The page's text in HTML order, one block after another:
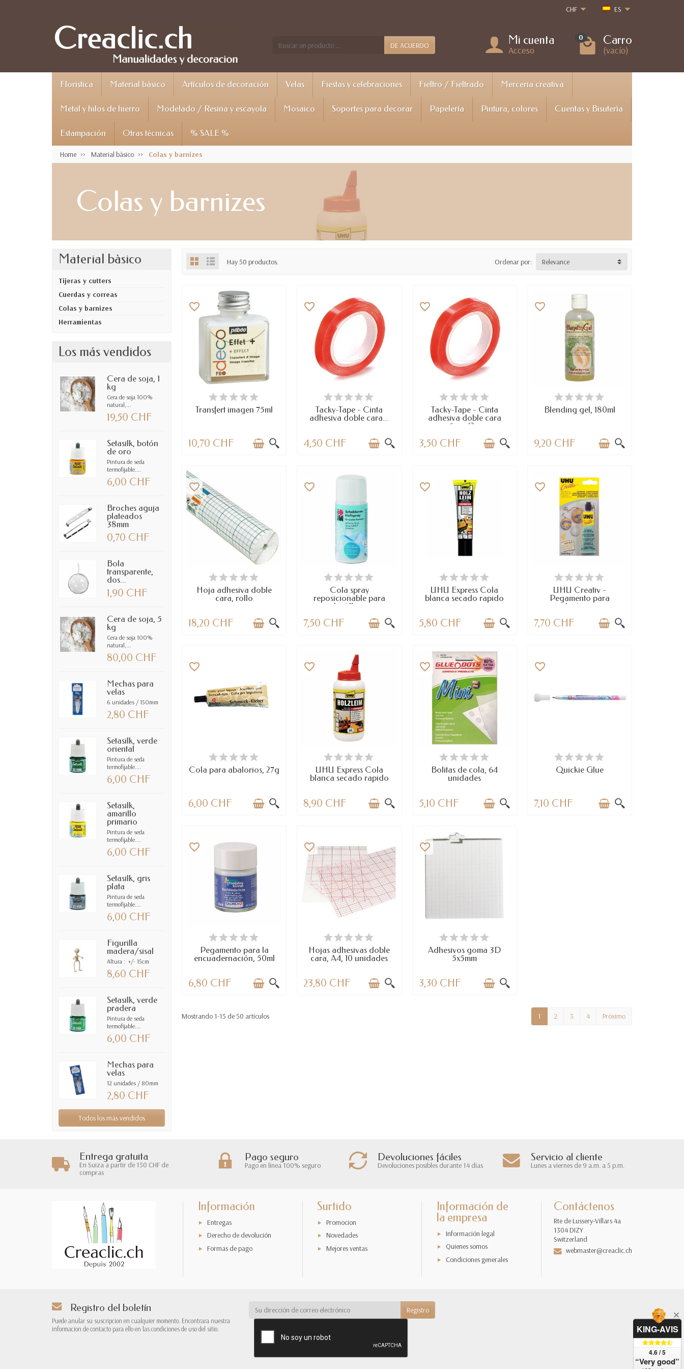
CHF ES
DE ACUERDO Mi cuenta
Acceso
0 Carro
(vacío)
Floristica Material bàsico Artículos de decoración Velas Fiestas y celebraciones Fieltro / Fieltrado Merceria creativa
Metal y hilos de hierro Modelado / Resina y escayola Mosaico Soportes para decorar Papelería Pintura, colores Cuentas y Bisuterìa
Estampación Otras técnicas % SALE %
Home Material bàsico Colas y barnizes
Colas y barnizes
Material bàsico
Tijeras y cutters
Cuerdas y correas
Colas y barnizes
Herramientas
Los más vendidos
Cera de soja, 1
kg
Cera de soja 100%
natural,...
19,50 CHF
Setasilk, botón
de oro
Pintura de seda
termofijable....
6,00 CHF
Broches aguja
plateados
38mm
0,70 CHF
Bola
transparente,
dos...
1,90 CHF
Cera de soja, 5
kg
Cera de soja 100%
natural,...
80,00 CHF
Mechas para
velas
6 unidades / 150mm
2,80 CHF
Setasilk, verde
oriental
Pintura de seda
termofijable....
6,00 CHF
Setasilk,
amarillo
primario
Pintura de seda
termofijable....
6,00 CHF
Setasilk, gris
plata
Pintura de seda
termofijable....
6,00 CHF
Figurilla
madera/sisal
Altura : +/- 15cm
8,60 CHF
Setasilk, verde
pradera
Pintura de seda
termofijable....
6,00 CHF
Mechas para
velas
12 unidades / 80mm
2,80 CHF
Todos los más vendidos
Hay 50 productos. Ordenar por: Relevance
DISPONIBLE
favorite_border
Transfert imagen 75ml
10,70 CHF
LAST ITEMS IN STOCK
favorite_border
Tacky-Tape - Cinta
adhesiva doble cara...
4,50 CHF
LAST ITEMS IN STOCK
favorite_border
Tacky-Tape - Cinta
adhesiva doble cara
6mm/2m
3,50 CHF
DISPONIBLE
favorite_border
Blending gel, 180ml
9,20 CHF
DISPONIBLE
favorite_border
Hoja adhesiva doble
cara, rollo
18,20 CHF
DISPONIBLE
favorite_border
Cola spray
reposicionable para
plantillas,...
7,50 CHF
DISPONIBLE
favorite_border
UHU Express Cola
blanca secado rapido
5,80 CHF
LAST ITEMS IN STOCK
favorite_border
UHU Creativ -
Pegamento para
poliestireno...
7,70 CHF
DISPONIBLE
favorite_border
Cola para abalorios, 27g
6,00 CHF
LAST ITEMS IN STOCK
favorite_border
UHU Express Cola
blanca secado rapido
8,90 CHF
DISPONIBLE
favorite_border
Bolitas de cola, 64
unidades
5,10 CHF
DISPONIBLE
favorite_border
Quickie Glue
7,10 CHF
DISPONIBLE
favorite_border
Pegamento para la
encuadernación, 50ml
6,80 CHF
LAST ITEMS IN STOCK
favorite_border
Hojas adhesivas doble
cara, A4, 10 unidades
23,80 CHF
DISPONIBLE
favorite_border
Adhesivos goma 3D
5x5mm
3,30 CHF
Mostrando 1-15 de 50 artículos 1 2 3 4 Próximo
Entrega gratuita
En Suiza a partir de 150 CHF de
compras
Pago seguro
Pago en línea 100% seguro
Devoluciones fáciles
Devoluciones posibles durante 14 días
Servicio al cliente
Lunes a viernes de 9 a.m. a 5 p.m.
Información
Entregas
Derecho de devolución
Formas de pago
Surtido
Promocion
Novedades
Mejores ventas
Información de
la empresa
Información legal
Quienes somos
Condiciones generales
Contáctenos
Rte de Lussery-Villars 4a
1304 DIZY
Switzerland
webmaster@creaclic.ch
Registro del boletín
Puede anular su suscripcion en cualquier momento. Encontrara nuestra
informacion de contacto para ello en las condiciones de uso del sitio.
KING-AVIS
4.6 / 5
“Very good”